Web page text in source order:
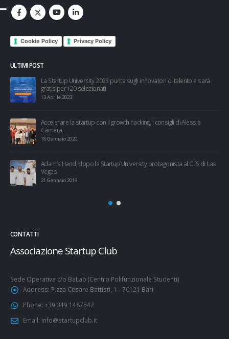
Cookie Policy Privacy Policy
ULTIMI POST
La Startup University 2023 punta sugli innovatori di talento e sarà
gratis per i 20 selezionati
13 Aprile 2023
Accelerare la startup con il growth hacking, i consigli di Alessia
Camera
18 Gennaio 2020
Adam’s Hand, dopo la Startup University protagonista al CES di Las
Vegas
21 Gennaio 2019
CONTATTI
Associazione Startup Club
Sede Operativa c/o BaLab (Centro Polifunzionale Studenti)
Address: P.zza Cesare Battisti, 1 - 70121 Bari
Phone: +39 349 1487542
Email: info@startupclub.it